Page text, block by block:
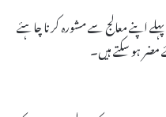
اپنے معالج سے مشورہ کرنا چاہئے
ہو سکتے ہیں۔